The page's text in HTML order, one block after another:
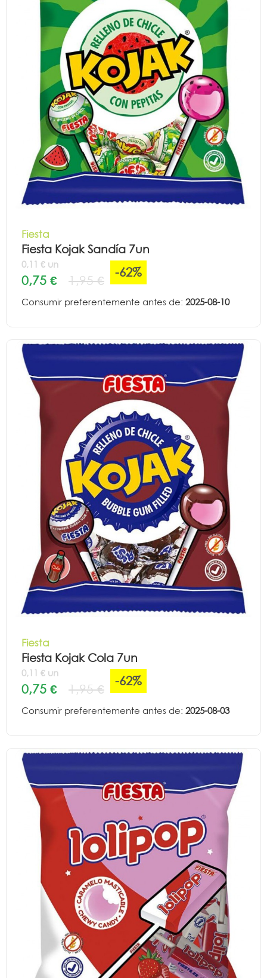
Fiesta
Fiesta Kojak Sandía 7un
0,11 € un
0,75 € 1,95 €
-62%
Consumir preferentemente antes de: 2025-08-10
Fiesta
Fiesta Kojak Cola 7un
0,11 € un
0,75 € 1,95 €
-62%
Consumir preferentemente antes de: 2025-08-03